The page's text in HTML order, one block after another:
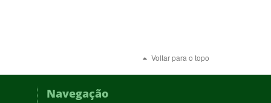
Voltar para o topo
Navegação